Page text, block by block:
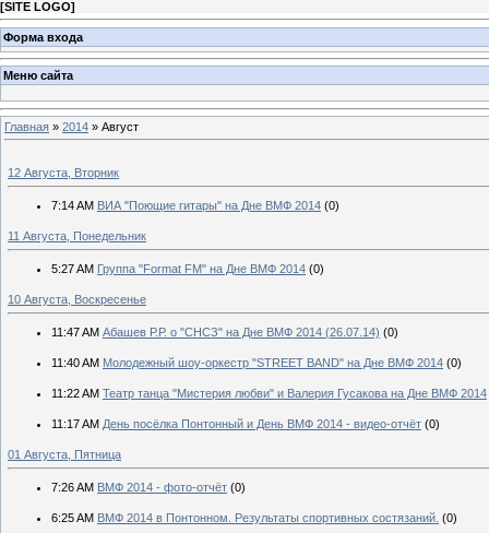
[SITE LOGO]
Форма входа
Меню сайта
Главная » 2014 » Август
12 Августа, Вторник
7:14 AM ВИА "Поющие гитары" на Дне ВМФ 2014 (0)
11 Августа, Понедельник
5:27 AM Группа "Format FM" на Дне ВМФ 2014 (0)
10 Августа, Воскресенье
11:47 AM Абашев Р.Р. о "СНСЗ" на Дне ВМФ 2014 (26.07.14) (0)
11:40 AM Молодежный шоу-оркестр "STREET BAND" на Дне ВМФ 2014 (0)
11:22 AM Театр танца "Мистерия любви" и Валерия Гусакова на Дне ВМФ 2014
11:17 AM День посёлка Понтонный и День ВМФ 2014 - видео-отчёт (0)
01 Августа, Пятница
7:26 AM ВМФ 2014 - фото-отчёт (0)
6:25 AM ВМФ 2014 в Понтонном. Результаты спортивных состязаний. (0)